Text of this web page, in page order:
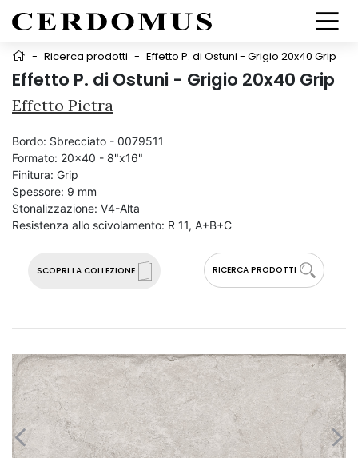
- Ricerca prodotti - Effetto P. di Ostuni - Grigio 20x40 Grip
Effetto P. di Ostuni - Grigio 20x40 Grip
Effetto Pietra
SCOPRI LA COLLEZIONE RICERCA PRODOTTI
Bordo: Sbrecciato - 0079511
Formato: 20x40 - 8"x16"
Finitura: Grip
Spessore: 9 mm
Stonalizzazione: V4-Alta
Resistenza allo scivolamento: R 11, A+B+C